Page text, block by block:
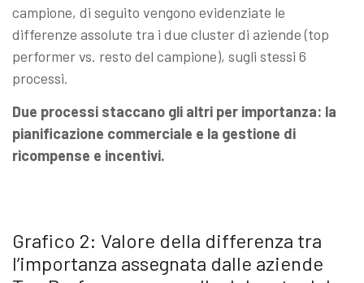
campione, di seguito vengono evidenziate le
differenze assolute tra i due cluster di aziende (top
performer vs. resto del campione), sugli stessi 6
processi.
Due processi staccano gli altri per importanza: la
pianificazione commerciale e la gestione di
ricompense e incentivi.
Grafico 2: Valore della differenza tra
l’importanza assegnata dalle aziende